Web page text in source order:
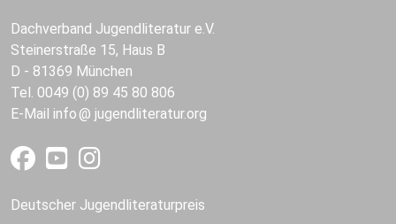
Dachverband Jugendliteratur e.V.
Steinerstraße 15, Haus B
D - 81369 München
Tel. 0049 (0) 89 45 80 806
E-Mail info jugendliteratur.org
Deutscher Jugendliteraturpreis